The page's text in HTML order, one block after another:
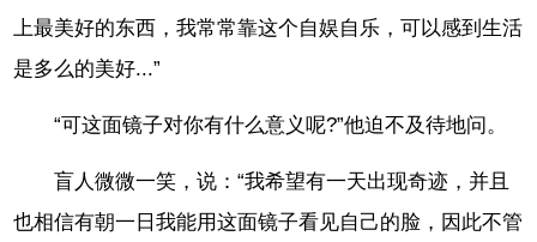
上最美好的东西，我常常靠这个自娱自乐，可以感到生活
是多么的美好...”
“可这面镜子对你有什么意义呢?”他迫不及待地问。
盲人微微一笑，说：“我希望有一天出现奇迹，并且
也相信有朝一日我能用这面镜子看见自己的脸，因此不管